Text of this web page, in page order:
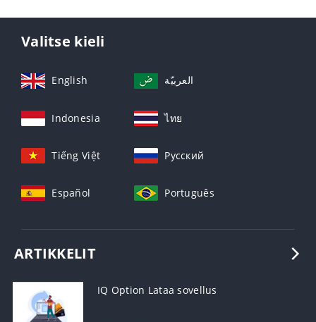
Valitse kieli
English العربيّة
Indonesia ไทย
Tiếng Việt Русский
Español Português
ARTIKKELIT
IQ Option Lataa sovellus